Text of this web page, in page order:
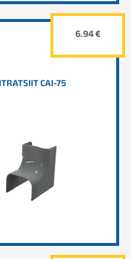
CAI-75
6.94 €